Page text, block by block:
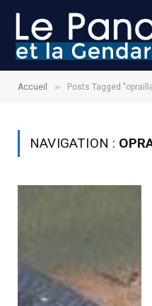
Accueil » Posts Tagged
NAVIGATION :